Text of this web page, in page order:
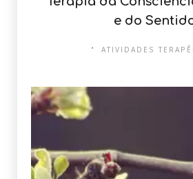
e do
ATIVIDADES